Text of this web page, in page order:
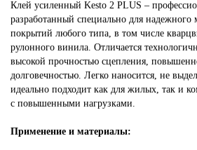
Клей усиленный Kesto 2 PLUS –
разработанный специально для
покрытий любого типа, в том числе
рулонного винила. Отличается
высокой прочностью сцепления,
долговечностью. Легко наносится, не
идеально подходит как для жилых, так и
с повышенными нагрузками.
Применение и материалы: